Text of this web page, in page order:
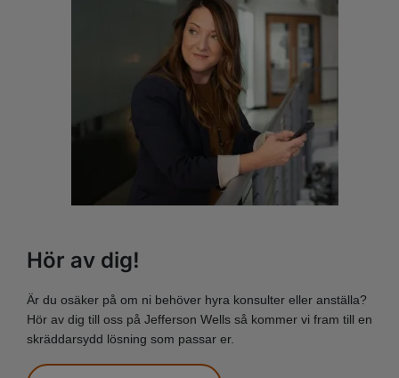
Hör av dig!
Är du osäker på om ni behöver hyra konsulter eller anställa?
Hör av dig till oss på Jefferson Wells så kommer vi fram till en
skräddarsydd lösning som passar er.